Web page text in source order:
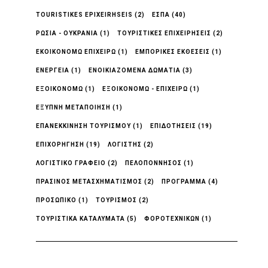
TOURISTIKES EPIXEIRHSEIS (2) ΕΣΠΑ (40)
ΡΩΣΊΑ - ΟΥΚΡΑΝΊΑ (1) ΤΟΥΡΙΣΤΙΚΈΣ ΕΠΙΧΕΙΡΉΣΕΙΣ (2)
ΕΚΟΙΚΟΝΟΜΩ ΕΠΙΧΕΙΡΩ (1) ΕΜΠΟΡΙΚΈΣ ΕΚΘΈΣΕΙΣ (1)
ΕΝΈΡΓΕΙΑ (1) ΕΝΟΙΚΙΑΖΟΜΕΝΑ ΔΩΜΑΤΙΑ (3)
ΕΞΟΙΚΟΝΟΜΏ (1) ΕΞΟΙΚΟΝΟΜΏ - ΕΠΙΧΕΙΡΏ (1)
ΕΞΥΠΝΗ ΜΕΤΑΠΟΙΗΣΗ (1)
ΕΠΑΝΕΚΚΙΝΗΣΗ ΤΟΥΡΙΣΜΟΥ(1) ΕΠΙΔΟΤΗΣΕΙΣ (19)
ΕΠΙΧΟΡΉΓΗΣΗ (19) ΛΟΓΙΣΤΉΣ (2)
ΛΟΓΙΣΤΙΚΌ ΓΡΑΦΕΊΟ (2) ΠΕΛΟΠΟΝΝΗΣΟΣ (1)
ΠΡΆΣΙΝΟΣ ΜΕΤΑΣΧΗΜΑΤΙΣΜΌΣ (2) ΠΡΟΓΡΑΜΜΑ (4)
ΠΡΟΣΩΠΙΚΟ (1) ΤΟΥΡΙΣΜΟΣ (2)
ΤΟΥΡΙΣΤΙΚΑ ΚΑΤΑΛΥΜΑΤΑ (5) ΦΟΡΟΤΕΧΝΙΚΩΝ (1)